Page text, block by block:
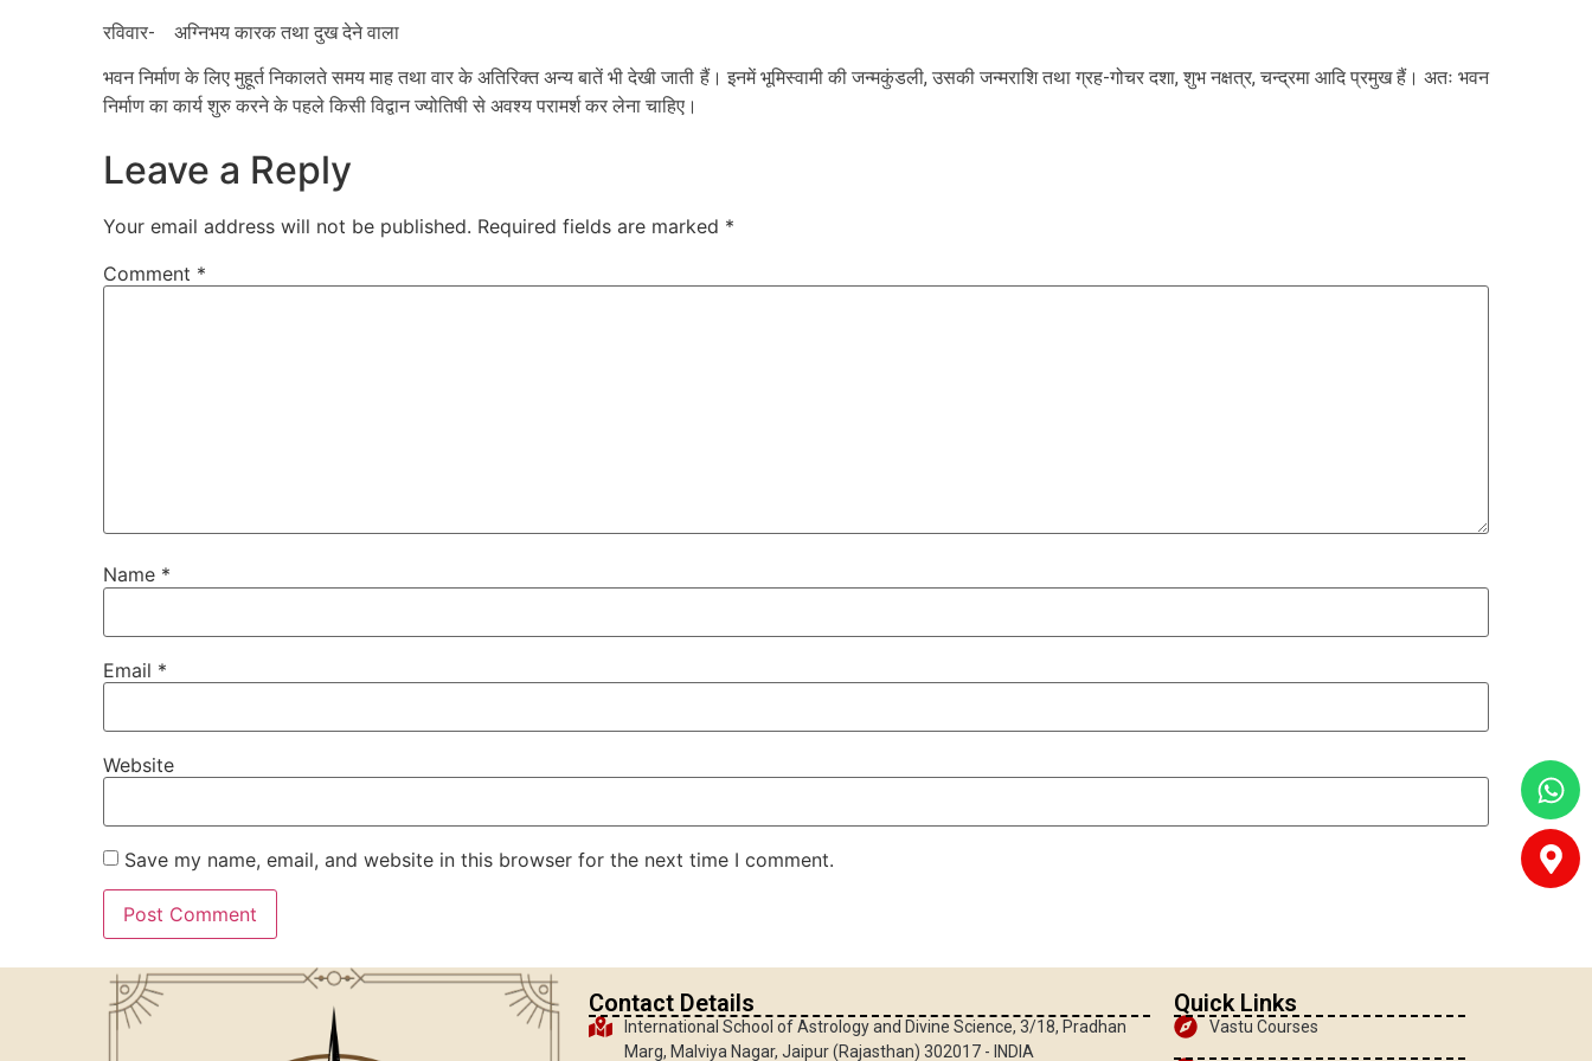
रविवार- अग्निभय कारक तथा दुख देने वाला
भवन निर्माण के लिए मुहूर्त निकालते समय माह तथा वार के अतिरिक्त अन्य बातें भी देखी जाती हैं। इनमें भूमिस्वामी की जन्मकुंडली, उसकी जन्मराशि तथा ग्रह-गोचर दशा, शुभ नक्षत्र, चन्द्रमा आदि प्रमुख हैं। अतः भवन
निर्माण का कार्य शुरु करने के पहले किसी विद्वान ज्योतिषी से अवश्य परामर्श कर लेना चाहिए।
Leave a Reply
Your email address will not be published. Required fields are marked *
Comment *
Name *
Email *
Website
Save my name, email, and website in this browser for the next time I comment.
Contact Details
International School of Astrology and Divine Science, 3/18, Pradhan
Marg, Malviya Nagar, Jaipur (Rajasthan) 302017 - INDIA
Quick Links
Vastu Courses